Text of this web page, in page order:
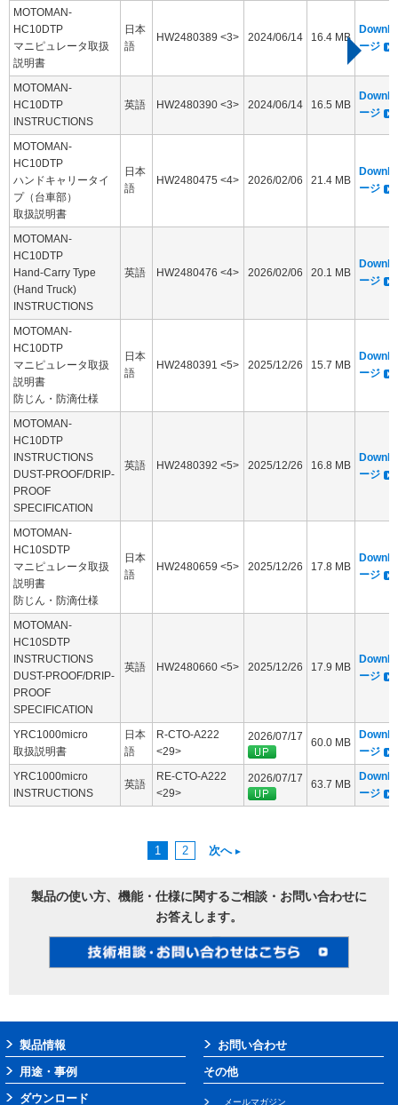
MOTOMAN-
HC10DTP
マニピュレータ取扱
説明書
日本
語
HW2480389 <3> 2024/06/14 16.4 MB
ージ
MOTOMAN-
HC10DTP
INSTRUCTIONS
英語 HW2480390 <3> 2024/06/14 16.5 MB
ージ
MOTOMAN-
HC10DTP
ハンドキャリータイ
プ（台車部）
取扱説明書
日本
語
HW2480475 <4> 2026/02/06 21.4 MB
ージ
MOTOMAN-
HC10DTP
Hand-Carry Type
(Hand Truck)
INSTRUCTIONS
英語 HW2480476 <4> 2026/02/06 20.1 MB
ージ
MOTOMAN-
HC10DTP
マニピュレータ取扱
説明書
防じん・防滴仕様
日本
語
HW2480391 <5> 2025/12/26 15.7 MB
ージ
MOTOMAN-
HC10DTP
INSTRUCTIONS
DUST-PROOF/DRIP-
PROOF
SPECIFICATION
英語 HW2480392 <5> 2025/12/26 16.8 MB
ージ
MOTOMAN-
HC10SDTP
マニピュレータ取扱
説明書
防じん・防滴仕様
日本
語
HW2480659 <5> 2025/12/26 17.8 MB
ージ
MOTOMAN-
HC10SDTP
INSTRUCTIONS
DUST-PROOF/DRIP-
PROOF
SPECIFICATION
英語 HW2480660 <5> 2025/12/26 17.9 MB
ージ
YRC1000micro
取扱説明書
日本
語
R-CTO-A222
<29>
2026/07/17 60.0 MB
ージ
YRC1000micro
INSTRUCTIONS
英語
RE-CTO-A222
<29>
2026/07/17 63.7 MB
ージ
1 2 次へ
製品の使い方、機能・仕様に関するご相談・お問い合わせに
お答えします。
製品情報
用途・事例
ダウンロード
お問い合わせ
その他
メールマガジン